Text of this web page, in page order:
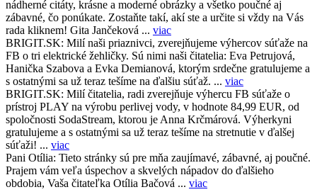
nádherné citáty, krásne a moderné obrázky a všetko poučné aj
zábavné, čo ponúkate. Zostaňte takí, akí ste a určite si vždy na Vás
rada kliknem! Gita Jančeková ... viac
BRIGIT.SK: Milí naši priaznivci, zverejňujeme výhercov súťaže na
FB o tri elektrické žehličky. Sú nimi naši čitatelia: Eva Petrujová,
Hanička Szabova a Evka Demianová, ktorým srdečne gratulujeme a
s ostatnými sa už teraz tešíme na ďalšiu súťaž. ... viac
BRIGIT.SK: Milí čitatelia, radi zverejňuje výhercu FB súťaže o
prístroj PLAY na výrobu perlivej vody, v hodnote 84,99 EUR, od
spoločnosti SodaStream, ktorou je Anna Krčmárová. Výherkyni
gratulujeme a s ostatnými sa už teraz tešíme na stretnutie v ďalšej
súťaži! ... viac
Pani Otília: Tieto stránky sú pre mňa zaujímavé, zábavné, aj poučné.
Prajem vám veľa úspechov a skvelých nápadov do ďalšieho
obdobia, Vaša čitateľka Otília Bačová ... viac